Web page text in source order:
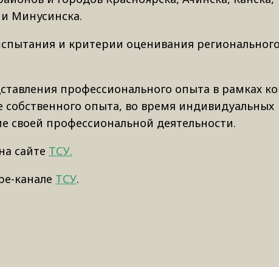
Минусинска.
и критерии оценивания
профессионального опыта в рамках
опыта, во время индивидуальных
своей профессиональной деятельности.
сайте ТСУ.
канале ТСУ.